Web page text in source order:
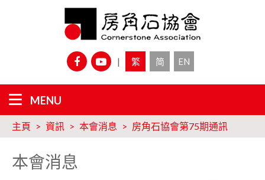
| 繁 简 EN
主頁 資訊 本會消息 房角石協會第75期通訊
本會消息